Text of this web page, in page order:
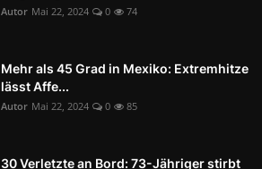
Autor Mai 22, 2024 0 74
Mehr als 45 Grad in Mexiko: Extremhitze
lässt Affe...
Autor Mai 22, 2024 0 85
30 Verletzte an Bord: 73-Jähriger stirbt